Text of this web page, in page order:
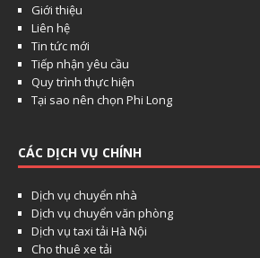
Giới thiệu
Liên hệ
Tin tức mới
Tiếp nhận yêu cầu
Quy trình thực hiện
Tại sao nên chọn Phi Long
CÁC DỊCH VỤ CHÍNH
Dịch vụ chuyển nhà
Dịch vụ chuyển văn phòng
Dịch vụ taxi tải Hà Nội
Cho thuê xe tải